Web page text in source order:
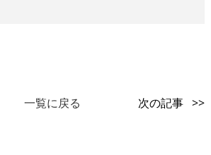
一覧に戻る 次の記事 >>